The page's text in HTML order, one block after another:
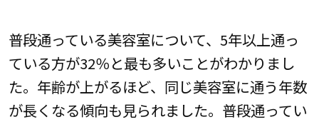
普段通っている美容室について、5年以上通っ
ている方が32％と最も多いことがわかりまし
た。年齢が上がるほど、同じ美容室に通う年数
が長くなる傾向も見られました。普段通ってい